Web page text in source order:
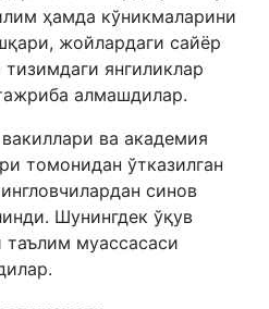
ҳамда кўникмаларини
жойлардаги сайёр
янгиликлар
алмашдилар.
ва академия
томонидан ўтказилган
синов
Шунингдек ўқув
муассасаси